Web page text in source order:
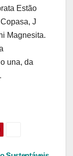
Estão
J
Magnesita.
una, da